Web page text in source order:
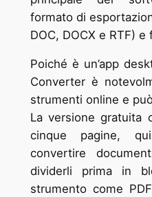
formato di
DOC, DOCX e RTF) e
Poiché è un’app
Converter è
strumenti online e
La versione gratuita
cinque pagine,
convertire
dividerli prima in
strumento come